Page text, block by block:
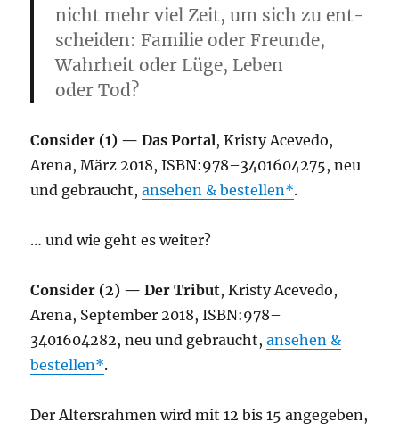
nicht mehr viel Zeit, um sich zu ent­
schei­den: Fami­lie oder Freun­de,
Wahr­heit oder Lüge, Leben
oder Tod?
Con­sider (1) — Das Por­tal, Kris­ty Ace­ve­do,
Are­na, März 2018, ISBN:978–3401604275, neu
und gebraucht,anse­hen & bestel­len .
… und wie geht es weiter?
Con­sider (2) — Der Tri­but, Kris­ty Ace­ve­do,
Are­na, Sep­tem­ber 2018, ISBN:978–
3401604282, neu und gebraucht,anse­hen &
bestel­len .
Der Alters­rah­men wird mit 12 bis 15 ange­ge­ben,